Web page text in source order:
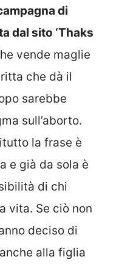
di
dal sito ‘Thaks
vende maglie
che dà il
sarebbe
sull’aborto.
la frase è
e già da sola è
di chi
vita. Se ciò non
deciso di
alla figlia